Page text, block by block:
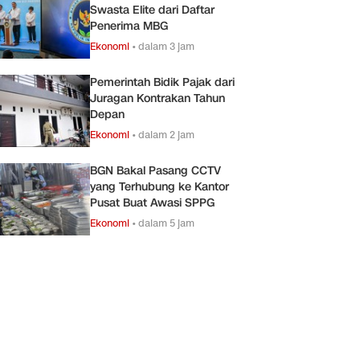
Swasta Elite dari Daftar
Penerima MBG
Ekonomi •dalam 3 jam
Pemerintah Bidik Pajak dari
Juragan Kontrakan Tahun
Depan
Ekonomi •dalam 2 jam
BGN Bakal Pasang CCTV
yang Terhubung ke Kantor
Pusat Buat Awasi SPPG
Ekonomi •dalam 5 jam